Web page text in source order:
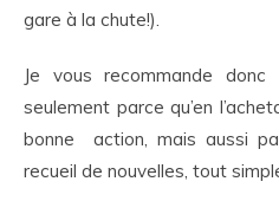
gare à la chute!).
Je vous recommande
seulement parce qu’en
bonne action, mais aussi
recueil de nouvelles, tout